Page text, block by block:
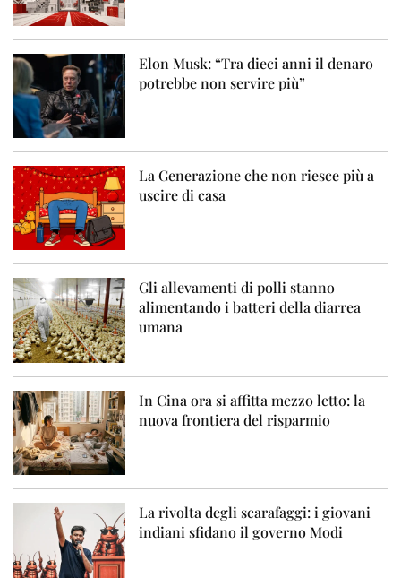
Elon Musk: “Tra dieci anni il denaro
potrebbe non servire più”
La Generazione che non riesce più a
uscire di casa
Gli allevamenti di polli stanno
alimentando i batteri della diarrea
umana
In Cina ora si affitta mezzo letto: la
nuova frontiera del risparmio
La rivolta degli scarafaggi: i giovani
indiani sfidano il governo Modi